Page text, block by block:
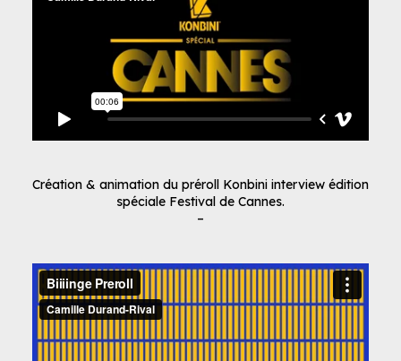
Création & animation du préroll Konbini interview édition
spéciale Festival de Cannes.
–